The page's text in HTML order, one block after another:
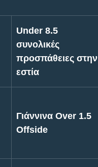
Under 8.5
συνολικές
προσπάθειες στην
εστία
Γιάννινα Over 1.5
Offside